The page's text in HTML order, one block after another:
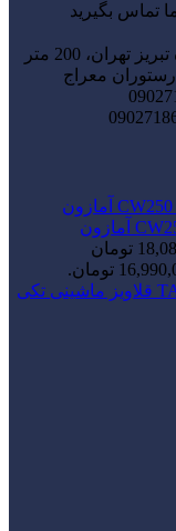
تماس بگیرید
نرسیده به پلیس راه تبریز تهران، 200 متر
رستوران معراج
قیمت اصلی: 18,080,000 تومان
قلاویز ماشینی تکی